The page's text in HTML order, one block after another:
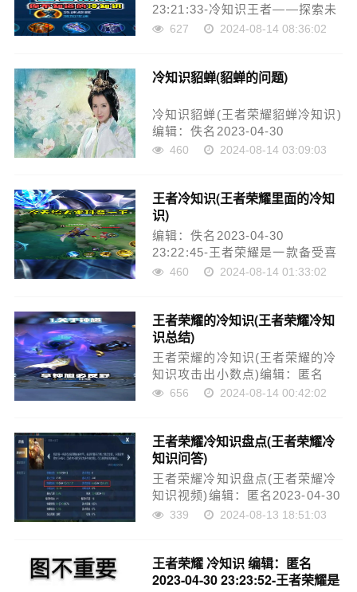
23:21:33-冷知识王者——探索未
知的世界在这个信息时代，获取
电视节目等多种方式获取已知的
众不同的特点而被称为“冷知……
627 2024-08-14 08:36:02
冷知识貂蝉(貂蝉的问题)
冷知识貂蝉(王者荣耀貂蝉冷知识)
编辑：佚名2023-04-30
23:22:31-冷知识：貂蝉在中国古
描绘成一位美丽而聪明的女人，
宛如一位仙女。但事实上，貂蝉
这个名字并不存在于历史……
460 2024-08-14 03:09:03
王者冷知识(王者荣耀里面的冷知
识)
编辑：佚名2023-04-30
23:22:45-王者荣耀是一款备受喜
爱的手机游戏，自上线以来，不
气。玩家们在游戏中不断探索，
不断挖掘游戏的各种奥秘，但是
有些冷知识可能并不为大家所
熟……
460 2024-08-14 01:33:02
王者荣耀的冷知识(王者荣耀冷知
识总结)
王者荣耀的冷知识(王者荣耀的冷
知识攻击出小数点)编辑：匿名
2023-04-30 23:22:52-王者荣耀
着对决和攻防的游戏。虽然大家
都对游戏的剧情和角色等有所了
解，但是在这篇文章……
656 2024-08-14 00:42:02
王者荣耀冷知识盘点(王者荣耀冷
知识问答)
王者荣耀冷知识盘点(王者荣耀冷
知识视频)编辑：匿名2023-04-30
23:23:43-王者荣耀，作为一款备
游戏性能以及细节操作之精细也
是不容忽视的。本文将以冷知识
339 2024-08-13 18:51:03
王者荣耀 冷知识编辑：匿名
2023-04-30 23:23:52-王者荣耀是